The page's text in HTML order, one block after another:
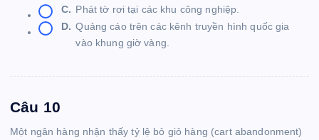
C. Phát tờ rơi tại các khu công nghiệp.
D. Quảng cáo trên các kênh truyền hình quốc gia
vào khung giờ vàng.
Câu 10
Một ngân hàng nhận thấy tỷ lệ bỏ giỏ hàng (cart abandonment)